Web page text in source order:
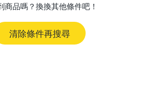
商品嗎？換換其他條件吧！
清除條件再搜尋